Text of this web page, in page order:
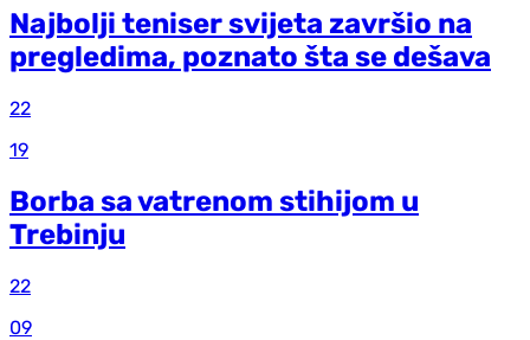
Najbolji teniser svijeta završio na
pregledima, poznato šta se dešava
22
19
Borba sa vatrenom stihijom u
Trebinju
22
09